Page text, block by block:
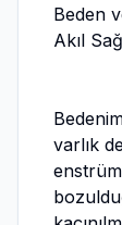
Beden
Akıl
varlık